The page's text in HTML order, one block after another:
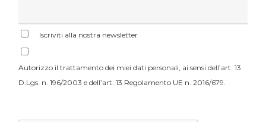
Iscriviti alla nostra newsletter
Autorizzo il trattamento dei miei dati personali, ai sensi dell’art. 13
D.Lgs. n. 196/2003 e dell’art. 13 Regolamento UE n. 2016/679.